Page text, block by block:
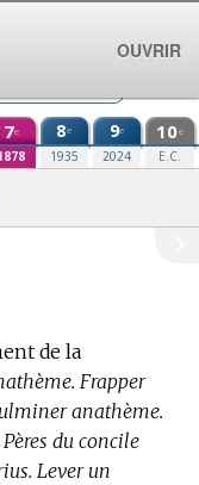
7e 8e
1935
9e
2024
10e
E.C.
de la
Frapper
anathème.
du concile
Lever un
OUVRIR